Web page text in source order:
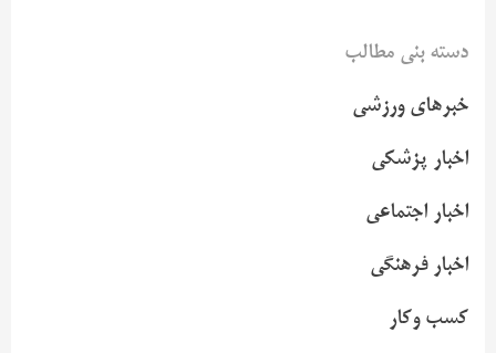
دسته بنی مطالب
خبرهای ورزشی
اخبار پزشکی
اخبار اجتماعی
اخبار فرهنگی
کسب وکار